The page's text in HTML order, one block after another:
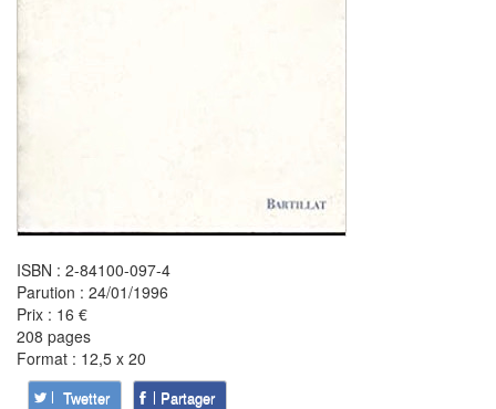
ISBN : 2-84100-097-4
Parution : 24/01/1996
Prix : 16 €
208 pages
Format : 12,5 x 20
Twetter Partager